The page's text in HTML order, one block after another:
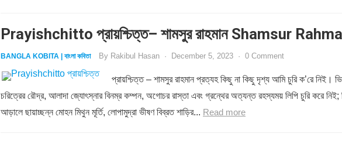
Prayishchitto প্রায়শ্চিত্ত– শামসুর রাহমান Shamsur
BANGLA KOBITA | বাংলা কবিতা By Rakibul Hasan · December 5, 2023 · 0 Comment
প্রায়শ্চিত্ত – শামসুর রাহমান প্রত্যহ কিছু না কিছু দৃশ্য আমি চুরি ক’রে নিই।
চরিত্রের রৌদ্র, আলাদা জ্যোৎস্নার বিনম্র কম্পন, অগোচর রাস্তা এবং গ্রন্থের অত্যন্ত রহস্যময় লিপি চুরি করে নিই;
আড়ালে ছায়াচ্ছন্ন মোহন মিথুন মূর্তি, লোপামুদ্রা ভীষণ বিব্রত শাড়ির... Read more